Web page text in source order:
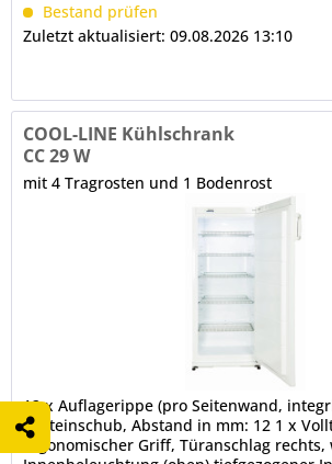
Bestand prüfen
Zuletzt aktualisiert: 09.08.2026 13:10
COOL-LINE Kühlschrank
CC 29 W
mit 4 Tragrosten und 1 Bodenrost
12 x Auflagerippe (pro Seitenwand,
Rosteinschub, Abstand in mm: 12 1 x
ergonomischer Griff, Türanschlag rechts,